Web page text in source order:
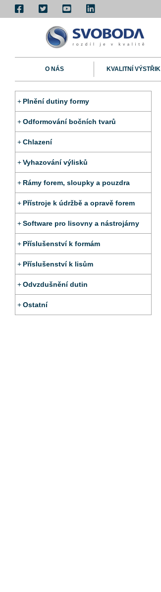
O NÁS KVALITNÍ VÝSTŘIK
Plnění dutiny formy
Odformování bočních tvarů
Chlazení
Vyhazování výlisků
Rámy forem, sloupky a pouzdra
Přístroje k údržbě a opravě forem
Software pro lisovny a nástrojárny
Příslušenství k formám
Příslušenství k lisům
Odvzdušnění dutin
Ostatní